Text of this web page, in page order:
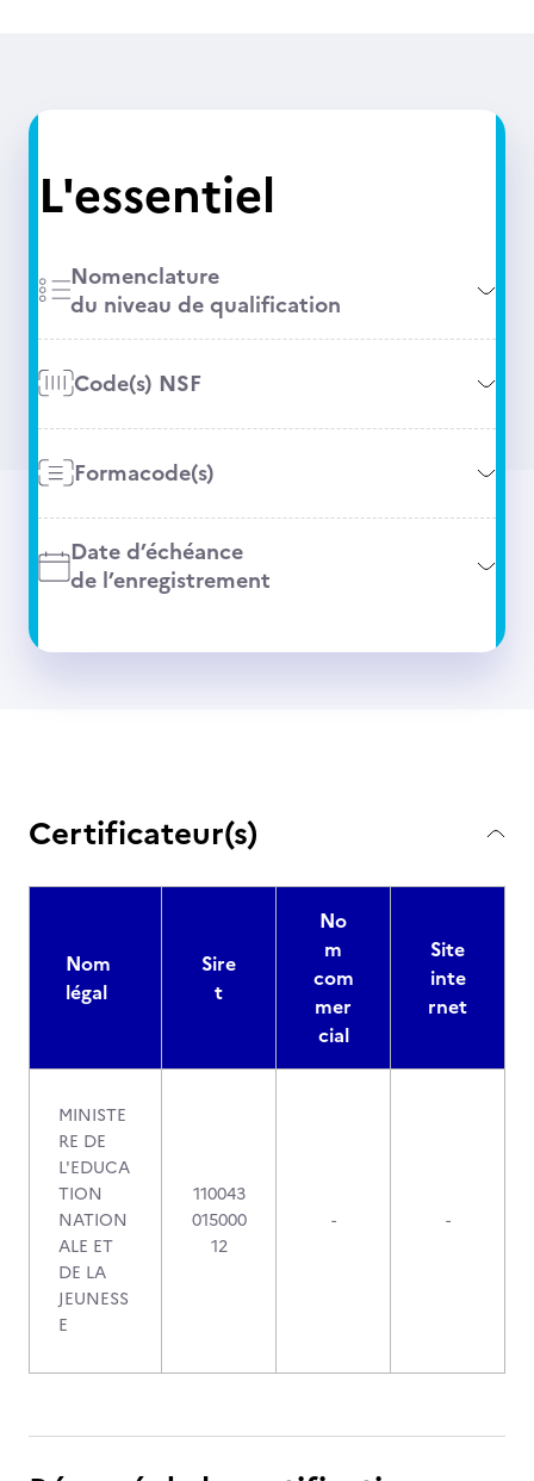
L'essentiel
Nomenclature
du niveau de qualification
Code(s) NSF
Formacode(s)
Date d’échéance
de l’enregistrement
Certificateur(s)
Nom
légal
Sire
t
No
m
com
mer
cial
Site
inte
rnet
MINISTE
RE DE
L'EDUCA
TION
NATION
ALE ET
DE LA
JEUNESS
E
110043
015000
12
- -